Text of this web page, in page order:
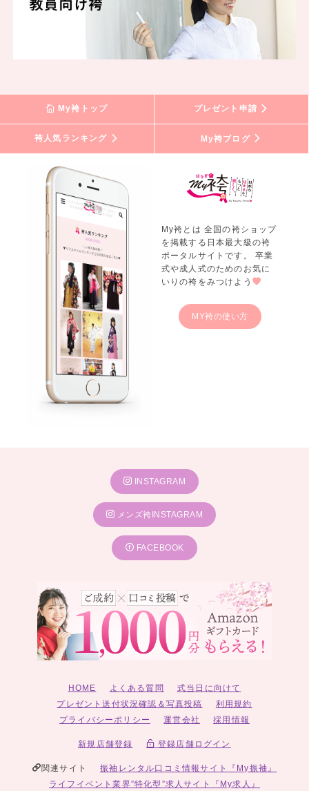
My袴トップ プレゼント申請
袴人気ランキング My袴ブログ
My袴とは 全国の袴ショップ
を掲載する日本最大級の袴
ポータルサイトです。 卒業
式や成人式のためのお気に
いりの袴をみつけよう
MY袴の使い方
INSTAGRAM
メンズ袴INSTAGRAM
FACEBOOK
HOME よくある質問
式当日に向けて
プレゼント送付状況確認＆写真投稿
利用規約
プライバシーポリシー
運営会社 採用情報
新規店舗登録 登録店舗ログイン
関連サイト
振袖レンタル口コミ情報サイト『My振袖』
ライフイベント業界”特化型”求人サイト『My求人』